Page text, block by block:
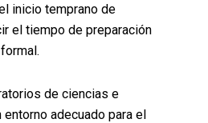
inicio temprano de
el tiempo de preparación
de ciencias e
adecuado para el